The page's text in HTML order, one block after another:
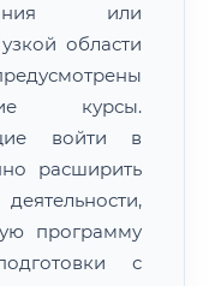
или
области
курсы.
войти в
расширить
программу
с